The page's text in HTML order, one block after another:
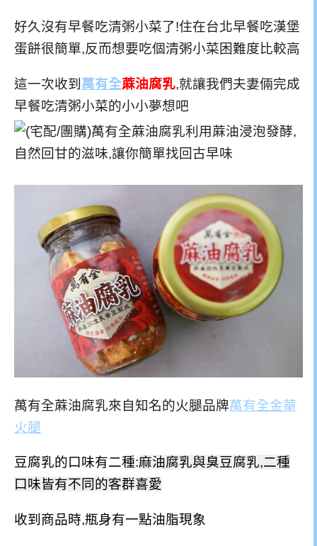
好久沒有早餐吃清粥小菜了!住在台北早餐吃漢堡
蛋餅很簡單,反而想要吃個清粥小菜困難度比較高
這一次收到 萬有全蔴油腐乳,就讓我們夫妻倆完成
早餐吃清粥小菜的小小夢想吧
萬有全蔴油腐乳來自知名的火腿品牌萬有全金華
火腿
豆腐乳的口味有二種:麻油腐乳與臭豆腐乳,二種
口味皆有不同的客群喜愛
收到商品時,瓶身有一點油脂現象